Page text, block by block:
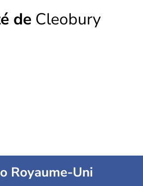
de Cleobury
Royaume-Uni